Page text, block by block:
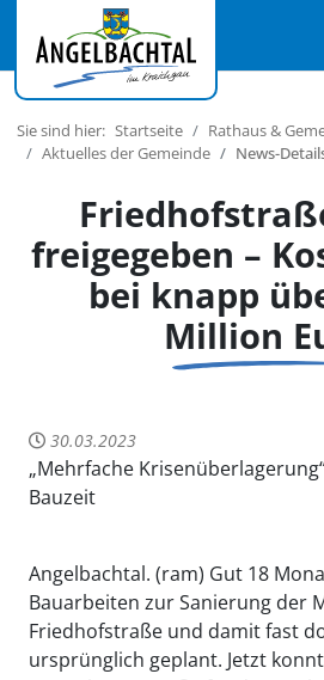
Sie sind hier: Startseite
Rathaus &
Aktuelles der Gemeinde
News-
freigegeben –
bei knapp
Million
30.03.2023
„Mehrfache
Bauzeit
Angelbachtal. (ram) Gut 18
Bauarbeiten zur Sanierung der
Friedhofstraße und damit fast
ursprünglich geplant. Jetzt